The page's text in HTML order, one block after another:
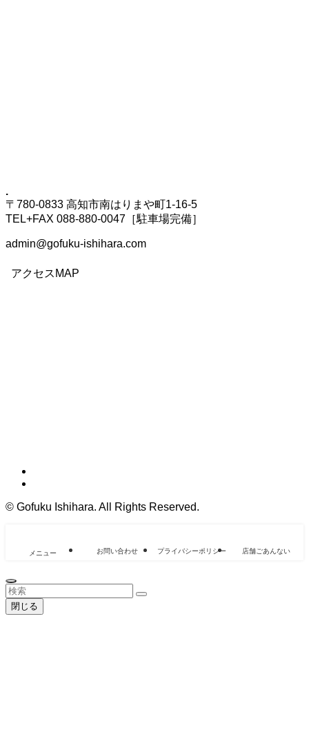
.
〒780-0833 高知市南はりまや町1-16-5
TEL+FAX 088-880-0047［駐車場完備］
admin@gofuku-ishihara.com
アクセスMAP
© Gofuku Ishihara. All Rights Reserved.
メニュー お問い合わせ プライバシーポリシー 店舗ごあんない
閉じる